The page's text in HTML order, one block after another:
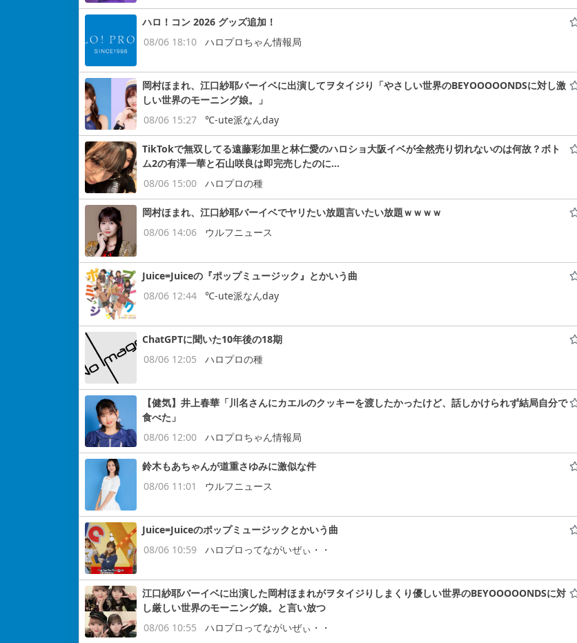
ハロ！コン 2026 グッズ追加！
08/06 18:10
ハロプロちゃん情報局
岡村ほまれ、江口紗耶バーイベに出演してヲタイジり「やさしい世界のBEYOOOOONDSに対し激
しい世界のモーニング娘。」
08/06 15:27
℃-ute派なんday
TikTokで無双してる遠藤彩加里と林仁愛のハロショ大阪イベが全然売り切れないのは何故？ボト
ム2の有澤一華と石山咲良は即完売したのに…
08/06 15:00
ハロプロの種
岡村ほまれ、江口紗耶バーイベでヤリたい放題言いたい放題ｗｗｗｗ
08/06 14:06
ウルフニュース
Juice=Juiceの『ポップミュージック』とかいう曲
08/06 12:44
℃-ute派なんday
ChatGPTに聞いた10年後の18期
08/06 12:05
ハロプロの種
【健気】井上春華「川名さんにカエルのクッキーを渡したかったけど、話しかけられず結局自分で
食べた」
08/06 12:00
ハロプロちゃん情報局
鈴木もあちゃんが道重さゆみに激似な件
08/06 11:01
ウルフニュース
Juice=Juiceのポップミュージックとかいう曲
08/06 10:59
ハロプロってながいぜぃ・・
江口紗耶バーイベに出演した岡村ほまれがヲタイジりしまくり優しい世界のBEYOOOOONDSに対
し厳しい世界のモーニング娘。と言い放つ
08/06 10:55
ハロプロってながいぜぃ・・